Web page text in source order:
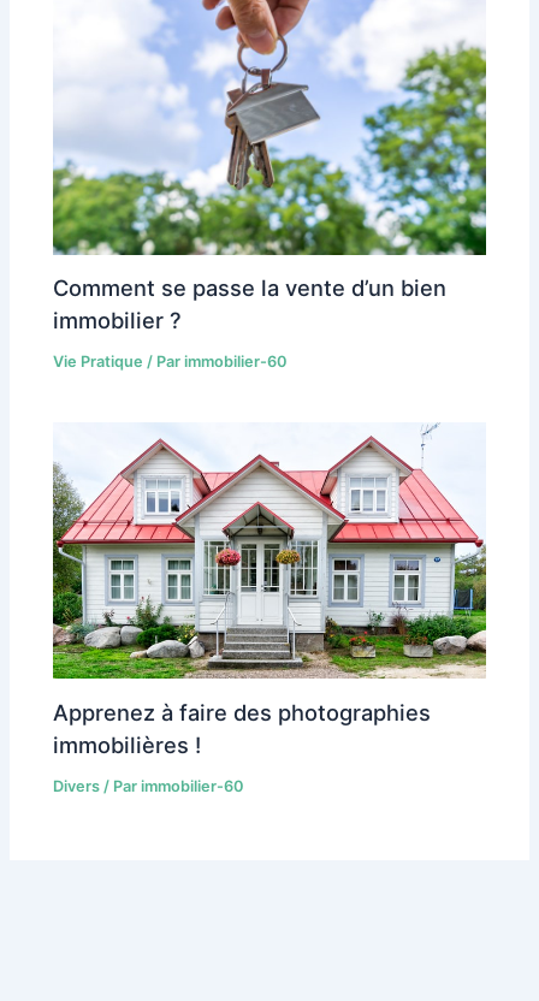
Comment se passe la vente d’un bien
immobilier ?
Vie Pratique / Parimmobilier-60
Apprenez à faire des photographies
immobilières !
Divers / Parimmobilier-60